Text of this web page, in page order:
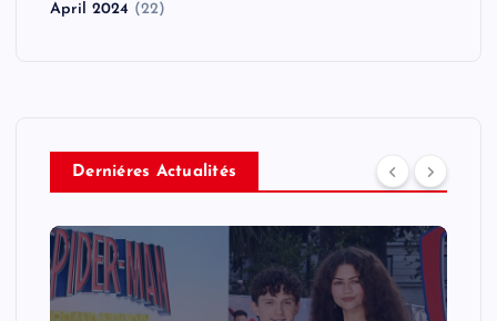
April 2024 (22)
Derniéres Actualités